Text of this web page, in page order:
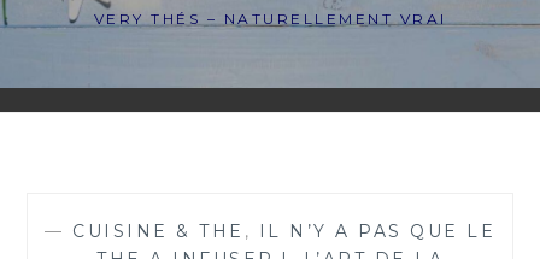
VERY THÉS – NATURELLEMENT VRAI
— CUISINE & THE ,
IL N’Y A PAS QUE LE